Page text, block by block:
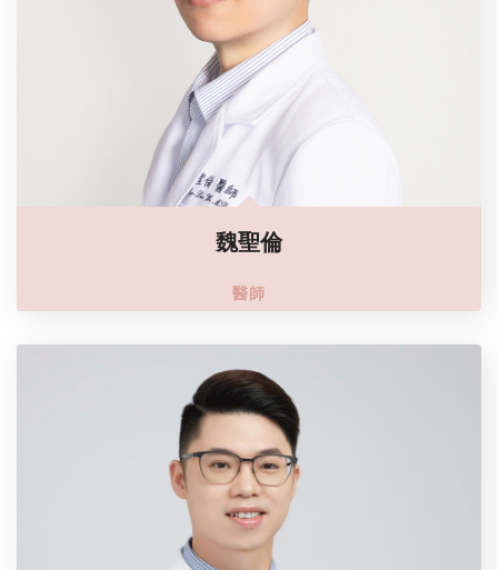
魏聖倫
醫師